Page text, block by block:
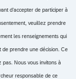
d’accepter de participer à
veuillez prendre
les renseignements qui
de prendre une décision. Ce
Nous vous invitons à
responsable de ce